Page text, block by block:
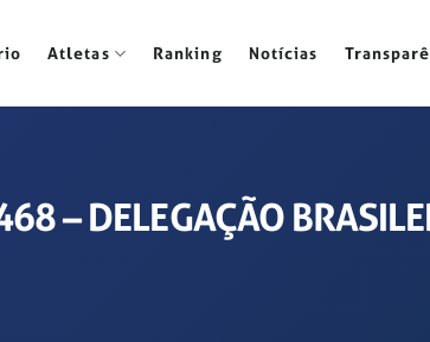
Atletas Ranking Notícias
– DELEGAÇÃO